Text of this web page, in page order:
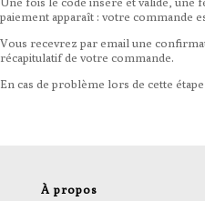
paiement apparaît : votre commande
Vous recevrez par email une
récapitulatif de votre commande.
En cas de problème lors de cette
À propos